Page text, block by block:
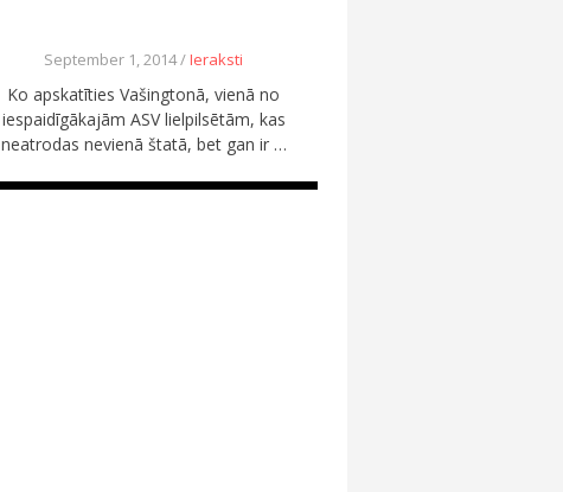
September 1, 2014 /Ieraksti
Ko apskatīties Vašingtonā, vienā no
iespaidīgākajām ASV lielpilsētām, kas
neatrodas nevienā štatā, bet gan ir …